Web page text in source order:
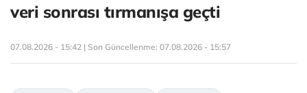
veri sonrası tırmanışa geçti
07.08.2026 - 15:42 | Son Güncellenme: 07.08.2026 - 15:57